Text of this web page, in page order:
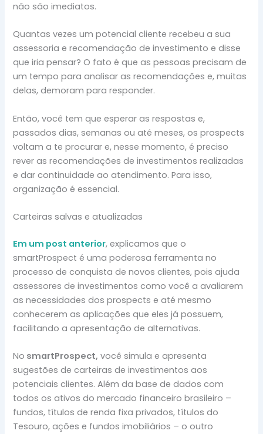
não são imediatos.
Quantas vezes um potencial cliente recebeu a sua
assessoria e recomendação de investimento e disse
que iria pensar? O fato é que as pessoas precisam de
um tempo para analisar as recomendações e, muitas
delas, demoram para responder.
Então, você tem que esperar as respostas e,
passados dias, semanas ou até meses, os prospects
voltam a te procurar e, nesse momento, é preciso
rever as recomendações de investimentos realizadas
e dar continuidade ao atendimento. Para isso,
organização é essencial.
Carteiras salvas e atualizadas
Em um post anterior, explicamos que o
smartProspect é uma poderosa ferramenta no
processo de conquista de novos clientes, pois ajuda
assessores de investimentos como você a avaliarem
as necessidades dos prospects e até mesmo
conhecerem as aplicações que eles já possuem,
facilitando a apresentação de alternativas.
No smartProspect, você simula e apresenta
sugestões de carteiras de investimentos aos
potenciais clientes. Além da base de dados com
todos os ativos do mercado financeiro brasileiro –
fundos, títulos de renda fixa privados, títulos do
Tesouro, ações e fundos imobiliários – o outro